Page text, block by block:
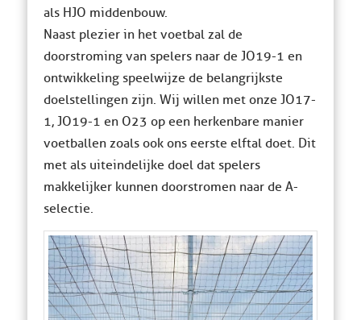
als HJO middenbouw.
Naast plezier in het voetbal zal de
doorstroming van spelers naar de JO19-1 en
ontwikkeling speelwijze de belangrijkste
doelstellingen zijn. Wij willen met onze JO17-
1, JO19-1 en O23 op een herkenbare manier
voetballen zoals ook ons eerste elftal doet. Dit
met als uiteindelijke doel dat spelers
makkelijker kunnen doorstromen naar de A-
selectie.